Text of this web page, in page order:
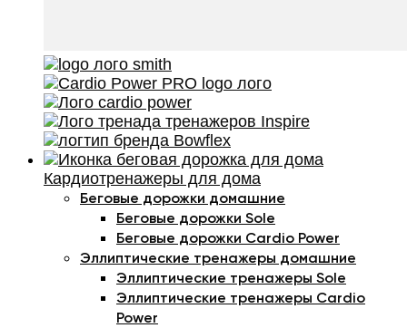
Кардиотренажеры для дома
Беговые дорожки домашние
Беговые дорожки Sole
Беговые дорожки Cardio Power
Эллиптические тренажеры домашние
Эллиптические тренажеры Sole
Эллиптические тренажеры Cardio
Power